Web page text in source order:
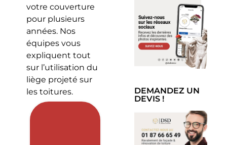
votre couverture
pour plusieurs
années. Nos
équipes vous
expliquent tout
sur l’utilisation du
liège projeté sur
les toitures.
DEMANDEZ UN
DEVIS !